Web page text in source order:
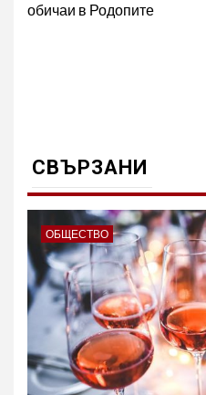
обичаи в Родопите
СВЪРЗАНИ
ОБЩЕСТВО